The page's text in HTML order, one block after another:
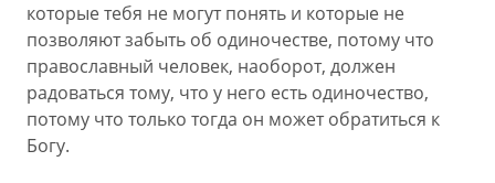
которые тебя не могут понять и которые не
позволяют забыть об одиночестве, потому что
православный человек, наоборот, должен
радоваться тому, что у него есть одиночество,
потому что только тогда он может обратиться к
Богу.